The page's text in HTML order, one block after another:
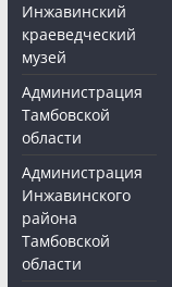
Инжавинский
краеведческий
музей
Администрация
Тамбовской
области
Администрация
Инжавинского
района
Тамбовской
области